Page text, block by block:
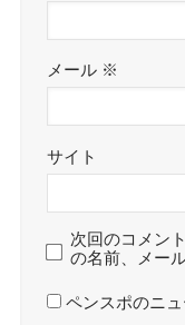
メール ※
サイト
次回のコメン
の名前、メー
ペンスポのニ